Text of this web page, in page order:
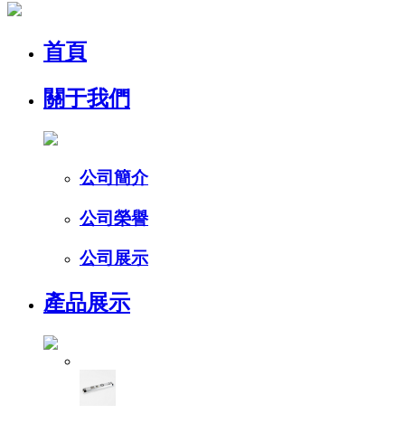
首頁
關于我們
公司簡介
公司榮譽
公司展示
產品展示